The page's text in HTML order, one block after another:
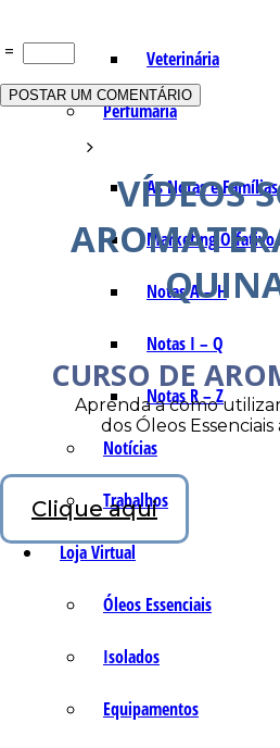
Veterinária
Perfumaria
As Notas e
Marketing Olfativo
Notas A – H
Notas I – Q
Notas R – Z
Notícias
Trabalhos
Loja Virtual
Óleos Essenciais
Isolados
Equipamentos
=
VÍDEOS
CURSO DE
Aprenda a como
dos Óleos
Clique aqui